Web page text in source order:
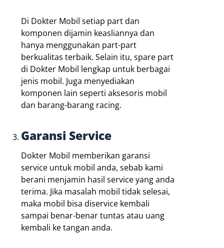
Di Dokter Mobil setiap part dan
komponen dijamin keasliannya dan
hanya menggunakan part-part
berkualitas terbaik. Selain itu, spare part
di Dokter Mobil lengkap untuk berbagai
jenis mobil. Juga menyediakan
komponen lain seperti aksesoris mobil
dan barang-barang racing.
Garansi Service
Dokter Mobil memberikan garansi
service untuk mobil anda, sebab kami
berani menjamin hasil service yang anda
terima. Jika masalah mobil tidak selesai,
maka mobil bisa diservice kembali
sampai benar-benar tuntas atau uang
kembali ke tangan anda.